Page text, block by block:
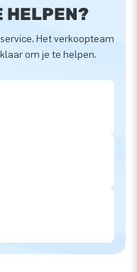
HELPEN?
Het verkoopteam
om je te helpen.